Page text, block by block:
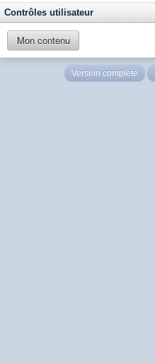
Contrôles utilisateur
Mon contenu
Version complète